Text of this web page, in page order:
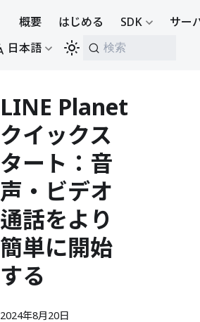
概要 はじめる SDK
サー
日本語 検索
LINE Planet
クイックス
タート：音
声・ビデオ
通話をより
簡単に開始
する
2024年8月20日